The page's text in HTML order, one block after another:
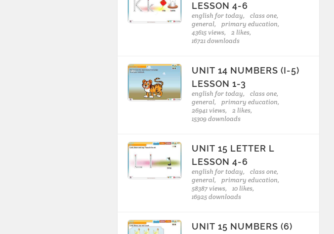
LESSON 4-6
english for today,
class one,
general,
primary education,
43615 views,
2 likes,
16721 downloads
UNIT 14 NUMBERS (I-5)
LESSON 1-3
english for today,
class one,
general,
primary education,
26941 views,
2 likes,
15309 downloads
UNIT 15 LETTER L
LESSON 4-6
english for today,
class one,
general,
primary education,
58387 views,
10 likes,
16925 downloads
UNIT 15 NUMBERS (6)